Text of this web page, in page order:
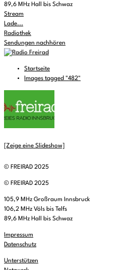
89,6 MHz Hall bis Schwaz
Stream
Lade...
Radiothek
Sendungen nachhören
Startseite
Images tagged "482"
[Zeige eine Slideshow]
© FREIRAD 2025
© FREIRAD 2025
105,9 MHz Großraum Innsbruck
106,2 MHz Völs bis Telfs
89,6 MHz Hall bis Schwaz
Impressum
Datenschutz
Unterstützen